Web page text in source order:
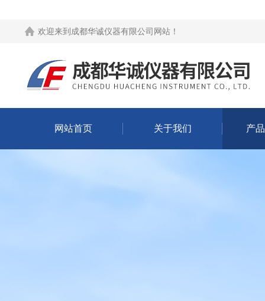
欢迎来到 成都华诚仪器有限公司网站 ！
网站首页 关于我们 产